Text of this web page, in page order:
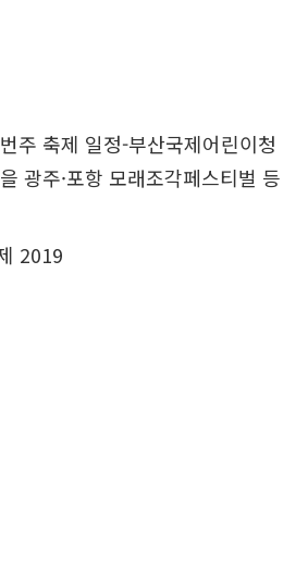
주 축제 일정-부산국제어린이청
광주·포항 모래조각페스티벌 등
2019